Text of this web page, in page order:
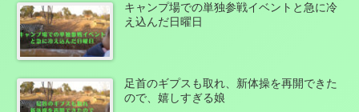
キャンプ場での単独参戦イベントと急に冷
え込んだ日曜日
足首のギプスも取れ、新体操を再開できた
ので、嬉しすぎる娘